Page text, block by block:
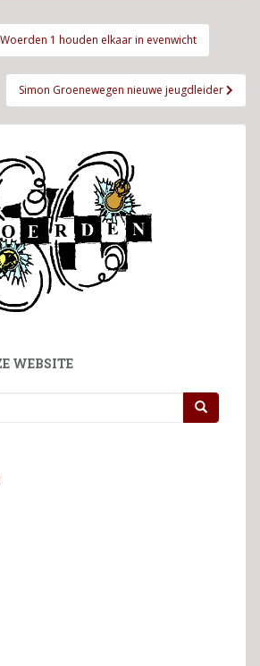
1 houden elkaar in evenwicht
Simon Groenewegen nieuwe jeugdleider
WEBSITE